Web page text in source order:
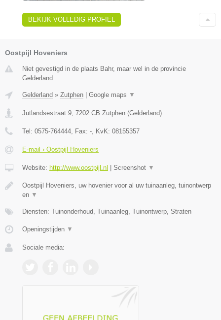
BEKIJK VOLLEDIG PROFIEL
Oostpijl Hoveniers
Niet gevestigd in de plaats Bahr, maar wel in de provincie
Gelderland.
Gelderland » Zutphen Google maps ▼
Jutlandsestraat 9 7202 CB Zutphen (Gelderland)
Tel: 0575-764444 , Fax: - , KvK: 08155357
E-mail › Oostpijl Hoveniers
Website: http://www.oostpijl.nl Screenshot ▼
Oostpijl Hoveniers, uw hovenier voor al uw tuinaanleg, tuinontwerp
en ▼
Diensten: Tuinonderhoud, Tuinaanleg, Tuinontwerp, Straten
Openingstijden ▼
Sociale media: